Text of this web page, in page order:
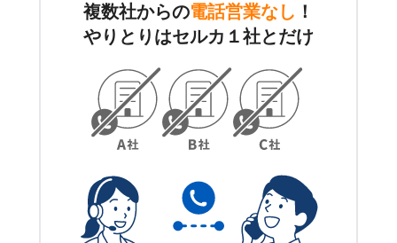
複数社からの電話営業なし ！
やりとりはセルカ１社とだけ